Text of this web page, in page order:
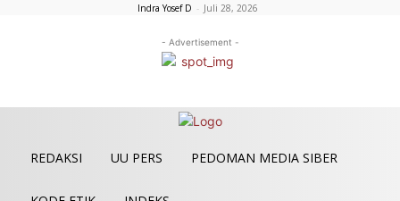
Indra Yosef D - Juli 28, 2026
- Advertisement -
REDAKSI UU PERS PEDOMAN MEDIA SIBER